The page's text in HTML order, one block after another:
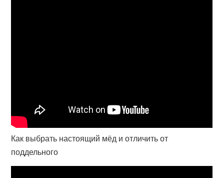
Как выбрать настоящий мёд и отличить от
поддельного